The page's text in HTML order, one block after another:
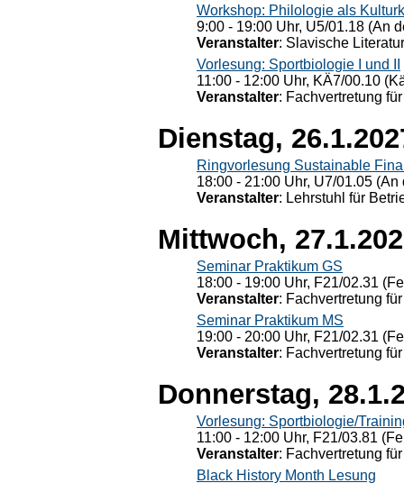
Workshop: Philologie als
9:00 - 19:00 Uhr, U5/01.18 (An
Veranstalter: Slavische
Vorlesung: Sportbiologie I und II
11:00 - 12:00 Uhr, KÄ7/00.10
Veranstalter: Fachvertretung
Dienstag,
Ringvorlesung Sustainable
18:00 - 21:00 Uhr, U7/01.05
Veranstalter: Lehrstuhl für
Mittwoch,
Seminar Praktikum GS
18:00 - 19:00 Uhr, F21/02.31
Veranstalter: Fachvertretung
Seminar Praktikum MS
19:00 - 20:00 Uhr, F21/02.31
Veranstalter: Fachvertretung
Donnerstag,
Vorlesung: Sportbiologie/
11:00 - 12:00 Uhr, F21/03.81
Veranstalter: Fachvertretung
Black History Month Lesung